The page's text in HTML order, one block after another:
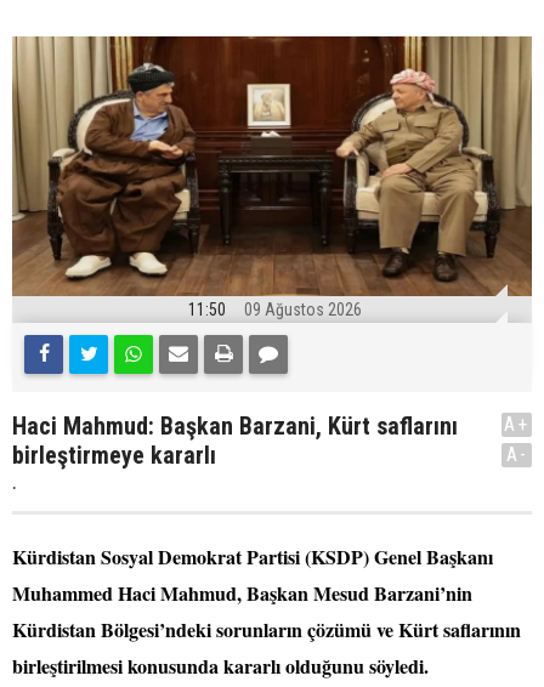
11:50 09 Ağustos 2026
Haci Mahmud: Başkan Barzani, Kürt saflarını
birleştirmeye kararlı
.
A+
A-
Kürdistan Sosyal Demokrat Partisi (KSDP) Genel Başkanı
Muhammed Haci Mahmud, Başkan Mesud Barzani’nin
Kürdistan Bölgesi’ndeki sorunların çözümü ve Kürt saflarının
birleştirilmesi konusunda kararlı olduğunu söyledi.